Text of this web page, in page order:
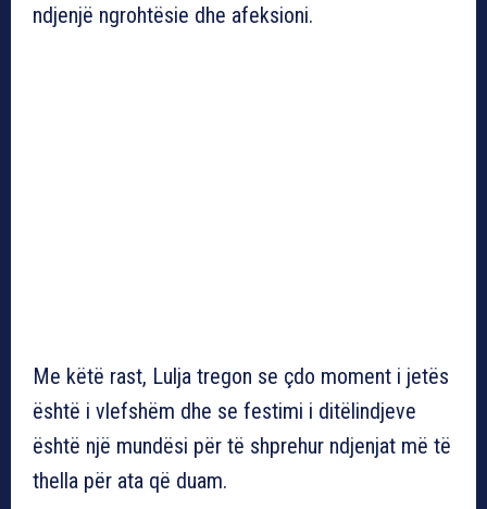
ndjenjë ngrohtësie dhe afeksioni.
Me këtë rast, Lulja tregon se çdo moment i jetës
është i vlefshëm dhe se festimi i ditëlindjeve
është një mundësi për të shprehur ndjenjat më të
thella për ata që duam.